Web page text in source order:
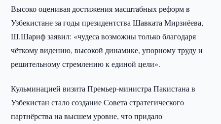
Высоко оценивая достижения масштабных реформ в
Узбекистане за годы президентства Шавката Мирзиёева,
Ш.Шариф заявил: «чудеса возможны только благодаря
чёткому видению, высокой динамике, упорному труду и
решительному стремлению к единой цели».
Кульминацией визита Премьер-министра Пакистана в
Узбекистан стало создание Совета стратегического
партнёрства на высшем уровне, что придало